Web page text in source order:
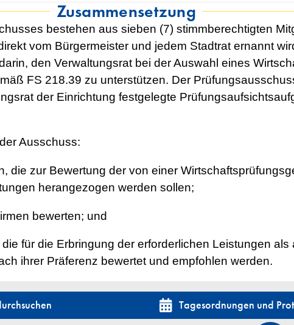
Zusammensetzung
bestehen aus sieben (7) stimmberechtigten
vom Bürgermeister und jedem Stadtrat ernannt
den Verwaltungsrat bei der Auswahl eines
FS 218.39 zu unterstützen. Der
der Einrichtung festgelegte
Ausschuss:
die zur Bewertung der von einer
herangezogen werden sollen;
bewerten; und
für die Erbringung der erforderlichen Leistungen als
ihrer Präferenz bewertet und empfohlen werden.
Tagesordnungen und